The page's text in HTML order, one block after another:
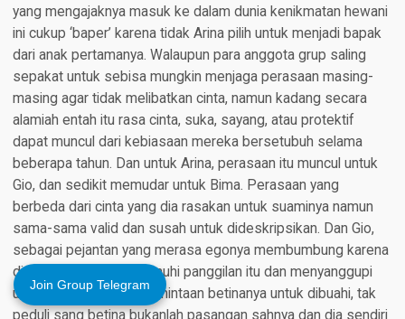
yang mengajaknya masuk ke dalam dunia kenikmatan hewani
ini cukup ‘baper’ karena tidak Arina pilih untuk menjadi bapak
dari anak pertamanya. Walaupun para anggota grup saling
sepakat untuk sebisa mungkin menjaga perasaan masing-
masing agar tidak melibatkan cinta, namun kadang secara
alamiah entah itu rasa cinta, suka, sayang, atau protektif
dapat muncul dari kebiasaan mereka bersetubuh selama
beberapa tahun. Dan untuk Arina, perasaan itu muncul untuk
Gio, dan sedikit memudar untuk Bima. Perasaan yang
berbeda dari cinta yang dia rasakan untuk suaminya namun
sama-sama valid dan susah untuk dideskripsikan. Dan Gio,
sebagai pejantan yang merasa egonya membumbung karena
dipilih betinanya, memenuhi panggilan itu dan menyanggupi
untuk mengabulkan permintaan betinanya untuk dibuahi, tak
Join Group Telegram